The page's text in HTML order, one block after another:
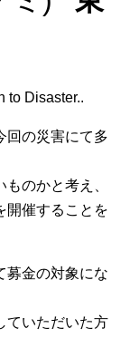
to Disaster..
回の災害にて多
のかと考え、
開催することを
募金の対象にな
ていただいた方